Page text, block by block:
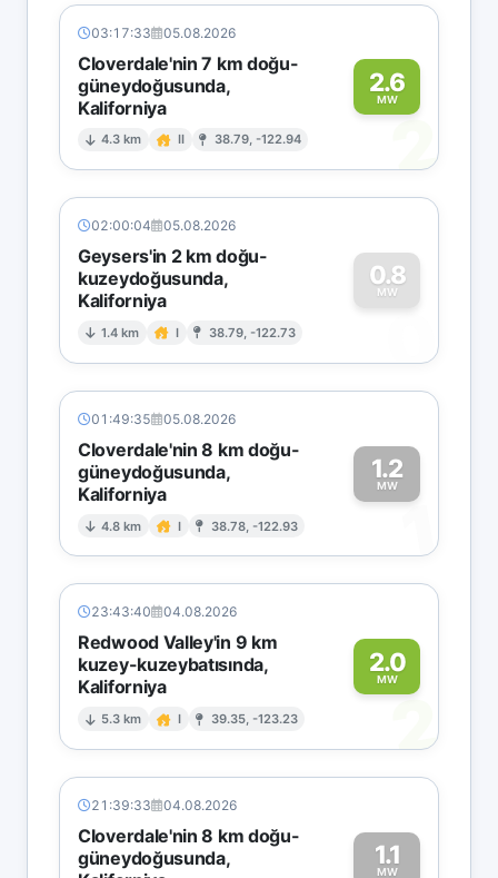
03:17:33 05.08.2026
Cloverdale'nin 7 km doğu-
güneydoğusunda,
Kaliforniya
4.3 km II 38.79, -122.94
2.6
MW
2
02:00:04 05.08.2026
Geysers'in 2 km doğu-
kuzeydoğusunda,
Kaliforniya
1.4 km I 38.79, -122.73
0.8
MW
0
01:49:35 05.08.2026
Cloverdale'nin 8 km doğu-
güneydoğusunda,
Kaliforniya
4.8 km I 38.78, -122.93
1.2
MW
1
23:43:40 04.08.2026
Redwood Valley'in 9 km
kuzey-kuzeybatısında,
Kaliforniya
5.3 km I 39.35, -123.23
2.0
MW
2
21:39:33 04.08.2026
Cloverdale'nin 8 km doğu-
güneydoğusunda,
1.1
MW